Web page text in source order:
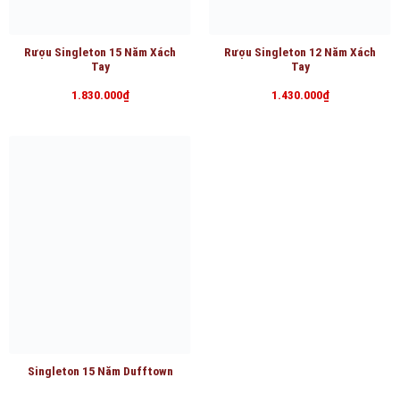
Rượu Singleton 15 Năm Xách
Rượu Singleton 12 Năm Xách